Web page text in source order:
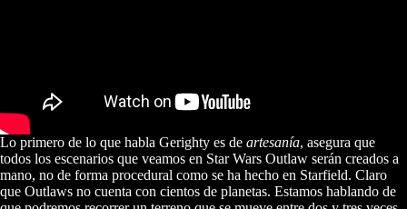
Lo primero de lo que habla Gerighty es de artesanía, asegura que
todos los escenarios que veamos en Star Wars Outlaw serán creados a
mano, no de forma procedural como se ha hecho en Starfield. Claro
que Outlaws no cuenta con cientos de planetas. Estamos hablando de